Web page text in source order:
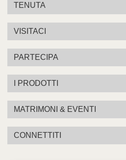
TENUTA
VISITACI
PARTECIPA
I PRODOTTI
MATRIMONI & EVENTI
CONNETTITI